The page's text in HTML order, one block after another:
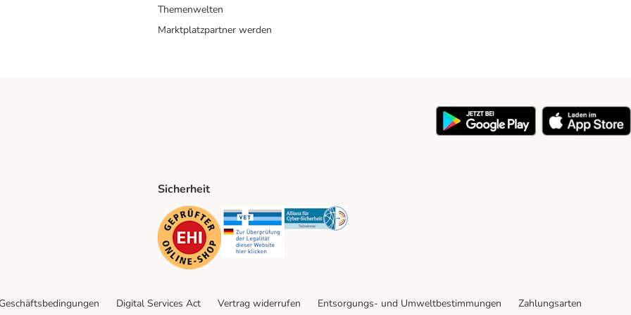
Themenwelten
Marktplatzpartner werden
Method
Sicherheit
Security Security Security
Digital Services Act Vertrag widerrufen Entsorgungs- und Umweltbestimmungen Zahlungsarten